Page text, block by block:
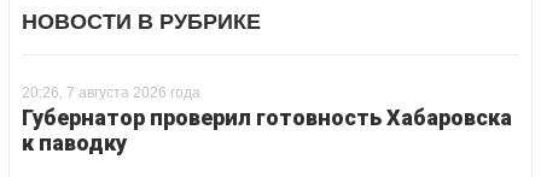
НОВОСТИ В РУБРИКЕ
20:26, 7 августа 2026 года
Губернатор проверил готовность Хабаровска
к паводку